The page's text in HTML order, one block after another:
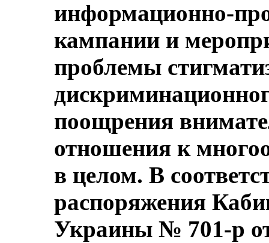
информационно-
кампании и
проблемы
поощрения
отношения к
в целом. В
распоряжения
Украины № 701-р от